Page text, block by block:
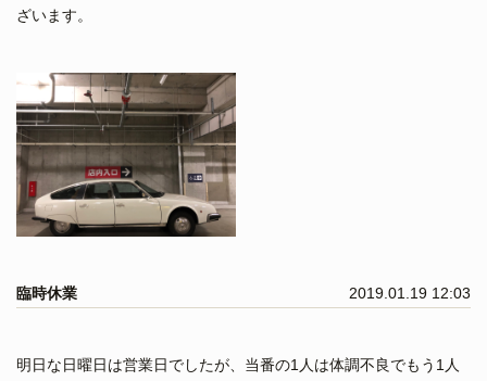
ざいます。
臨時休業 2019.01.19 12:03
明日な日曜日は営業日でしたが、当番の1人は体調不良でもう1人